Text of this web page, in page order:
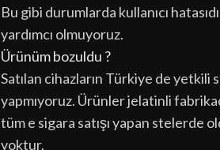
Bu gibi durumlarda kullanıcı
yardımcı olmuyoruz.
Ürünüm bozuldu ?
Satılan cihazların Türkiye de yetkili
yapmıyoruz. Ürünler jelatinli
tüm e sigara satışı yapan stelerde
yoktur.